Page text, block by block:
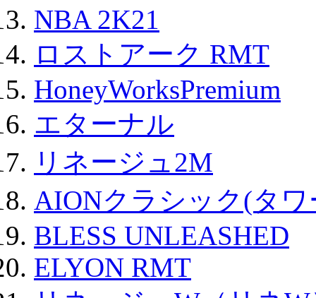
NBA 2K21
ロストアーク RMT
HoneyWorksPremium
エターナル
リネージュ2M
AIONクラシック(タ
BLESS UNLEASHED
ELYON RMT